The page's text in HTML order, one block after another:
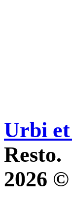
Urbi
Resto.
2026